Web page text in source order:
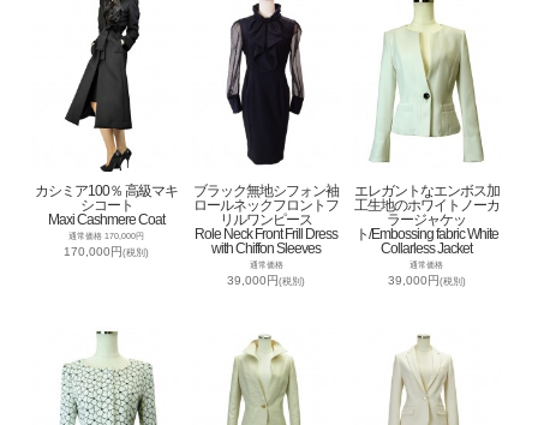
カシミア100％ 高級マキ
シコート
Maxi Cashmere Coat
通常価格 170,000円
170,000円(税別)
ブラック無地シフォン袖
ロールネックフロントフ
リルワンピース
Role Neck Front Frill Dress
with Chiffon Sleeves
通常価格
39,000円(税別)
エレガントなエンボス加
工生地のホワイトノーカ
ラージャケッ
ト/Embossing fabric White
Collarless Jacket
通常価格
39,000円(税別)